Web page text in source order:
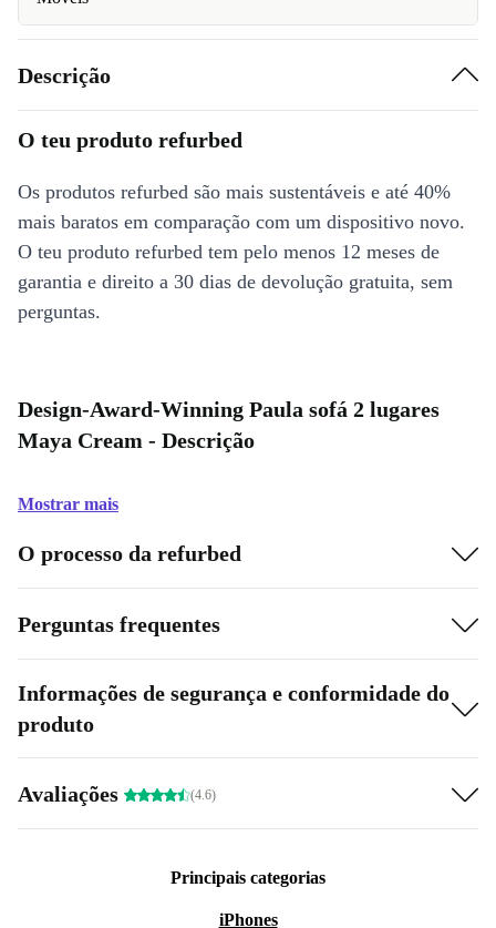
Descrição
O teu produto refurbed
Os produtos refurbed são mais sustentáveis e até 40%
mais baratos em comparação com um dispositivo novo.
O teu produto refurbed tem pelo menos 12 meses de
garantia e direito a 30 dias de devolução gratuita, sem
perguntas.
Design-Award-Winning Paula sofá 2 lugares
Maya Cream - Descrição
Mostrar mais
O processo da refurbed
Perguntas frequentes
Informações de segurança e conformidade do
produto
Avaliações (4.6)
Principais categorias
iPhones